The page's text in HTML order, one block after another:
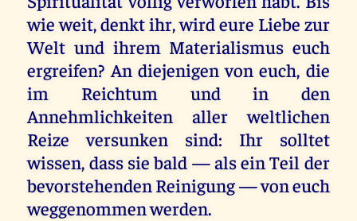
wie weit, denkt ihr, wird eure Liebe zur
Welt und ihrem Materialismus euch
ergreifen? An diejenigen von euch, die
im Reichtum und in den
Annehmlichkeiten aller weltlichen
Reize versunken sind: Ihr solltet
wissen, dass sie bald — als ein Teil der
bevorstehenden Reinigung — von euch
weggenommen werden.